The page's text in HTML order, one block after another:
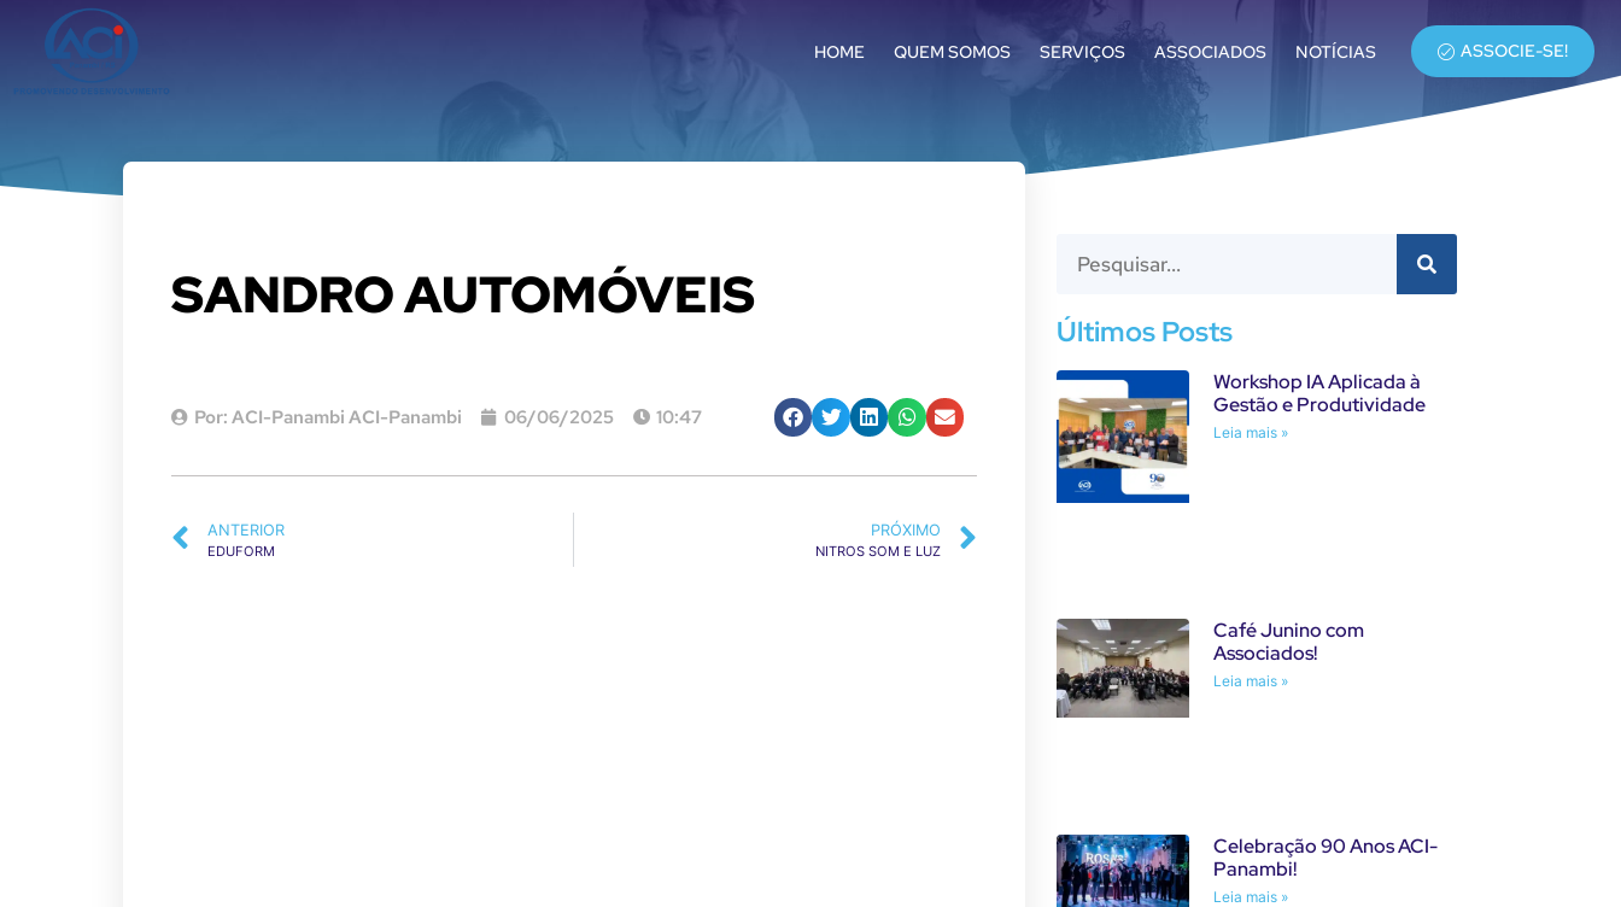
HOME QUEM SOMOS SERVIÇOS ASSOCIADOS NOTÍCIAS ASSOCIE-SE!
SANDRO AUTOMÓVEIS
Por: ACI-Panambi ACI-Panambi 06/06/2025 10:47
ANTERIOR
EDUFORM
PRÓXIMO
NITROS SOM E LUZ
Últimos Posts
Workshop IA Aplicada à
Gestão e Produtividade
Leia mais »
Café Junino com
Associados!
Leia mais »
Celebração 90 Anos ACI-
Panambi!
Leia mais »